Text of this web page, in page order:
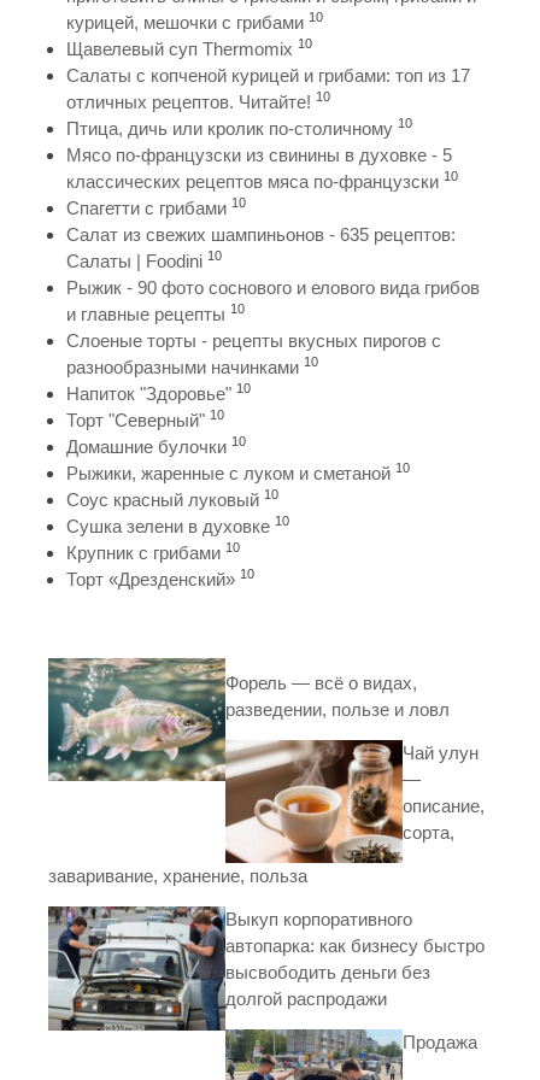
курицей, мешочки с грибами 10
Щавелевый суп Thermomix 10
Салаты с копченой курицей и грибами: топ из 17
отличных рецептов. Читайте! 10
Птица, дичь или кролик по-столичному 10
Мясо по-французски из свинины в духовке - 5
классических рецептов мяса по-французски 10
Спагетти с грибами 10
Салат из свежих шампиньонов - 635 рецептов:
Салаты | Foodini 10
Рыжик - 90 фото соснового и елового вида грибов
и главные рецепты 10
Слоеные торты - рецепты вкусных пирогов с
разнообразными начинками 10
Напиток "Здоровье" 10
Торт "Северный" 10
Домашние булочки 10
Рыжики, жаренные с луком и сметаной 10
Соус красный луковый 10
Сушка зелени в духовке 10
Крупник с грибами 10
Торт «Дрезденский» 10
Форель — всё о видах,
разведении, пользе и ловл
Чай улун
—
описание,
сорта,
заваривание, хранение, польза
Выкуп корпоративного
автопарка: как бизнесу быстро
высвободить деньги без
долгой распродажи
Продажа